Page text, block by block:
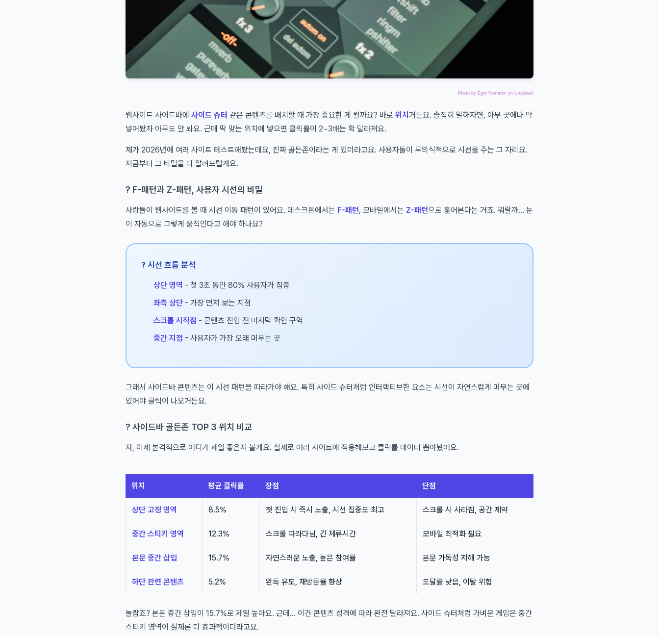
Photo by Egor Komarov on Unsplash
웹사이트 사이드바에 사이드 슈터 같은 콘텐츠를 배치할 때 가장 중요한 게 뭘까요? 바로 위치 거든요. 솔직히 말하자면, 아무 곳에나 막
넣어봤자 아무도 안 봐요. 근데 딱 맞는 위치에 넣으면 클릭률이 2~3배는 확 달라져요.
제가 2026년에 여러 사이트 테스트해봤는데요, 진짜 골든존이라는 게 있더라고요. 사용자들이 무의식적으로 시선을 주는 그 자리요.
지금부터 그 비밀을 다 알려드릴게요.
? F-패턴과 Z-패턴, 사용자 시선의 비밀
사람들이 웹사이트를 볼 때 시선 이동 패턴이 있어요. 데스크톱에서는 F-패턴 , 모바일에서는 Z-패턴으로 훑어본다는 거죠. 뭐랄까... 눈
이 자동으로 그렇게 움직인다고 해야 하나요?
?️ 시선 흐름 분석
상단 영역 - 첫 3초 동안 80% 사용자가 집중
좌측 상단 - 가장 먼저 보는 지점
스크롤 시작점 - 콘텐츠 진입 전 마지막 확인 구역
중간 지점 - 사용자가 가장 오래 머무는 곳
그래서 사이드바 콘텐츠는 이 시선 패턴을 따라가야 해요. 특히 사이드 슈터처럼 인터랙티브한 요소는 시선이 자연스럽게 머무는 곳에
있어야 클릭이 나오거든요.
? 사이드바 골든존 TOP 3 위치 비교
자, 이제 본격적으로 어디가 제일 좋은지 볼게요. 실제로 여러 사이트에 적용해보고 클릭률 데이터 뽑아봤어요.
위치 평균 클릭률 장점 단점
상단 고정 영역 8.5% 첫 진입 시 즉시 노출, 시선 집중도 최고 스크롤 시 사라짐, 공간 제약
중간 스티키 영역 12.3% 스크롤 따라다님, 긴 체류시간 모바일 최적화 필요
본문 중간 삽입 15.7% 자연스러운 노출, 높은 참여율 본문 가독성 저해 가능
하단 관련 콘텐츠 5.2% 완독 유도, 재방문율 향상 도달률 낮음, 이탈 위험
놀랍죠? 본문 중간 삽입이 15.7%로 제일 높아요. 근데... 이건 콘텐츠 성격에 따라 완전 달라져요. 사이드 슈터처럼 가벼운 게임은 중간
스티키 영역이 실제론 더 효과적이더라고요.